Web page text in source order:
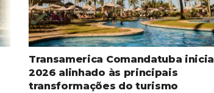
Transamerica Comandatuba inicia
2026 alinhado às principais
transformações do turismo